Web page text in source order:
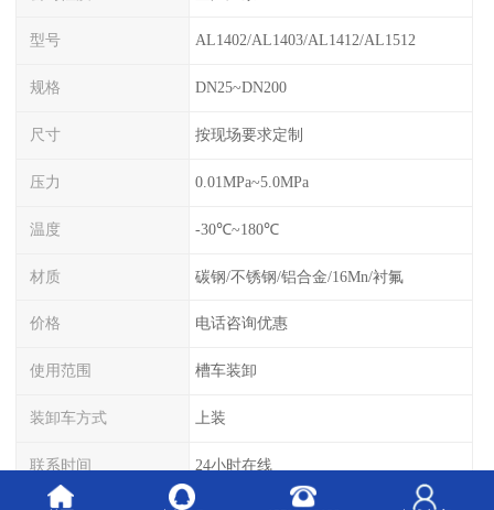
型号 AL1402/AL1403/AL1412/AL1512
规格 DN25~DN200
尺寸 按现场要求定制
压力 0.01MPa~5.0MPa
温度 -30℃~180℃
材质 碳钢/不锈钢/铝合金/16Mn/衬氟
价格 电话咨询优惠
使用范围 槽车装卸
装卸车方式 上装
联系时间 24小时在线